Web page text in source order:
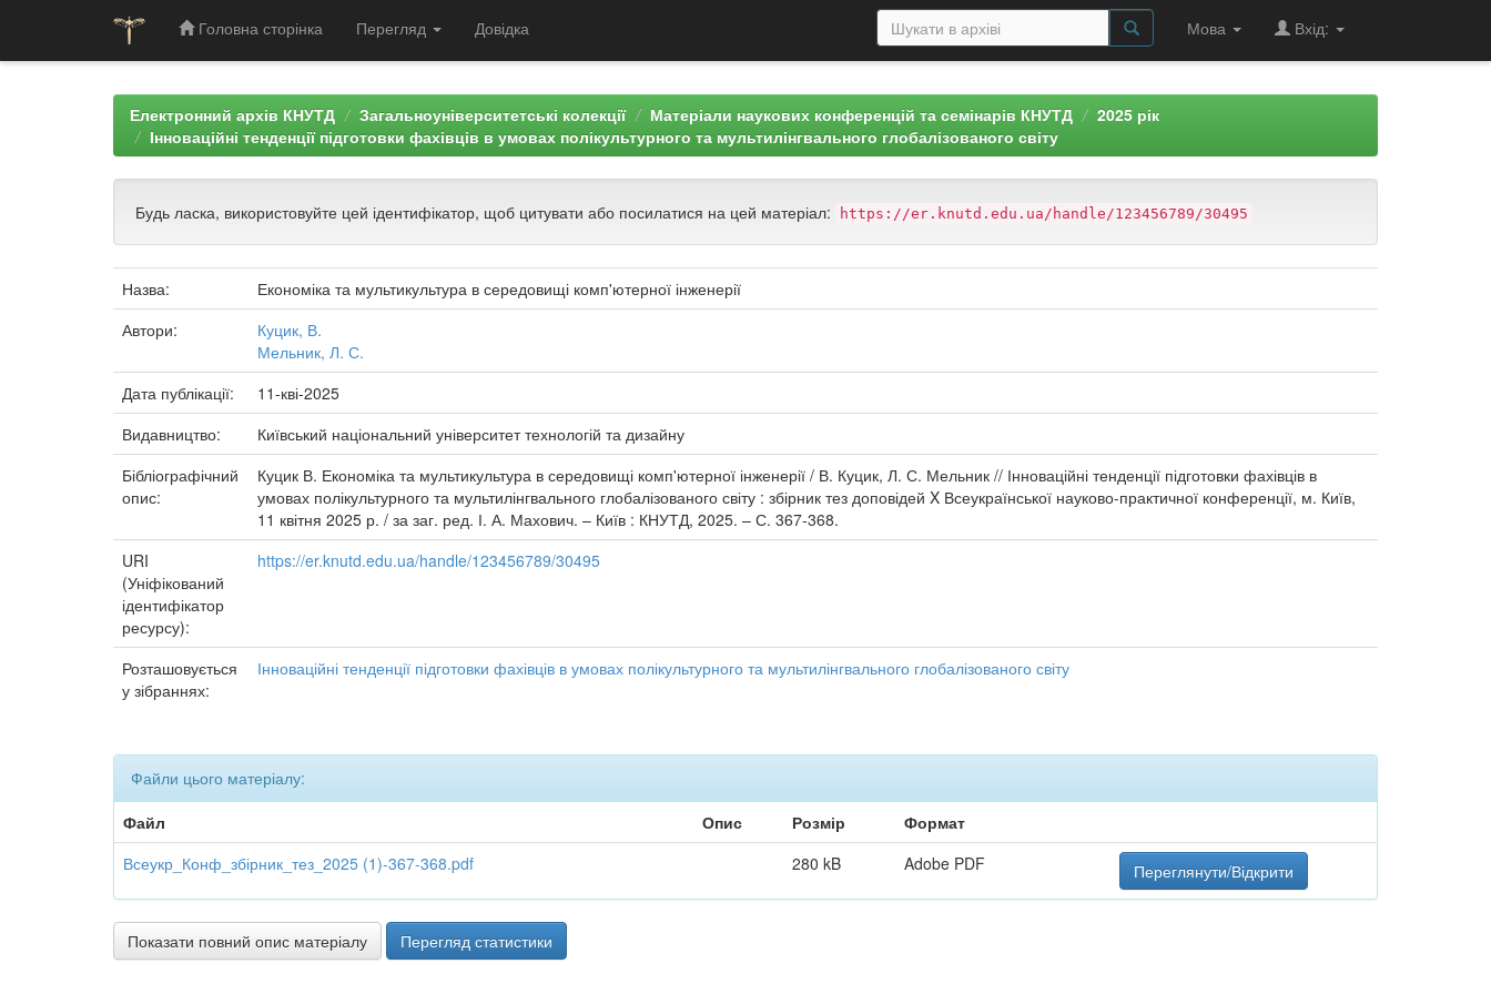
Головна сторінка Перегляд Довідка Мова Вхід:
Електронний архів КНУТД Загальноуніверситетські колекції Матеріали наукових конференцій та семінарів КНУТД
2025 рік
Інноваційні тенденції підготовки фахівців в умовах полікультурного та мультилінгвального глобалізованого світу
Будь ласка, використовуйте цей ідентифікатор, щоб цитувати або посилатися на цей матеріал: https://er.knutd.edu.ua/handle/123456789/30495
Назва:
Економіка та мультикультура в середовищі комп'ютерної інженерії
Автори:
Куцик, В.
Мельник, Л. С.
Дата публікації:
11-кві-2025
Видавництво:
Київський національний університет технологій та дизайну
Бібліографічний
опис:
Куцик В. Економіка та мультикультура в середовищі комп'ютерної інженерії / В. Куцик, Л. С. Мельник // Інноваційні тенденції підготовки фахівців в
умовах полікультурного та мультилінгвального глобалізованого світу : збірник тез доповідей X Всеукраїнської науково-практичної конференції, м. Київ,
11 квітня 2025 р. / за заг. ред. І. А. Махович. – Київ : КНУТД, 2025. – С. 367-368.
URI
(Уніфікований
ідентифікатор
ресурсу):
https://er.knutd.edu.ua/handle/123456789/30495
Розташовується
у зібраннях:
Інноваційні тенденції підготовки фахівців в умовах полікультурного та мультилінгвального глобалізованого світу
Файли цього матеріалу:
Файл
Опис Розмір
Формат
Всеукр_Конф_збірник_тез_2025 (1)-367-368.pdf
280 kB Adobe PDF Переглянути/Відкрити
Показати повний опис матеріалу Перегляд статистики